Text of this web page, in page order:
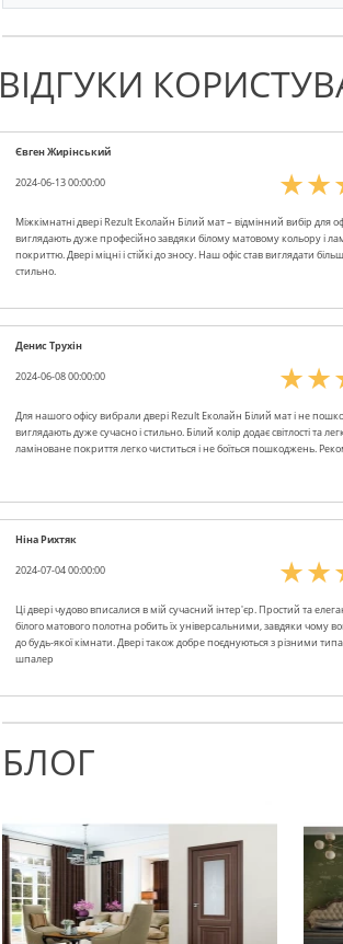
ВІДГУКИ
Євген Жирінський
2024-06-13 00:00:00
Міжкімнатні двері Rezult Еколайн Білий мат – відмінний вибір для
виглядають дуже професійно завдяки білому матовому кольору і
покриттю. Двері міцні і стійкі до зносу. Наш офіс став виглядати
стильно.
Денис Трухін
2024-06-08 00:00:00
Для нашого офісу вибрали двері Rezult Еколайн Білий мат і не
виглядають дуже сучасно і стильно. Білий колір додає світлості та
ламіноване покриття легко чиститься і не боїться пошкоджень.
Ніна Рихтяк
2024-07-04 00:00:00
Ці двері чудово вписалися в мій сучасний інтер'єр. Простий та
білого матового полотна робить їх універсальними, завдяки чому
до будь-якої кімнати. Двері також добре поєднуються з різними
шпалер
БЛОГ